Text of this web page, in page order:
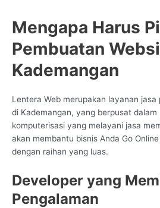
Mengapa Harus
Pembuatan
Kademangan
Lentera Web merupakan layanan
di Kademangan, yang berpusat
komputerisasi yang melayani jasa
akan membantu bisnis Anda Go
dengan raihan yang luas.
Developer yang
Pengalaman